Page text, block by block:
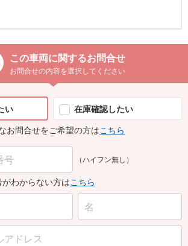
この車両に関するお問合せ
お問合せの内容を選択してください
い
在庫確認したい
お問合せをご希望の方はこちら
（ハイフン無し）
わからない方はこちら